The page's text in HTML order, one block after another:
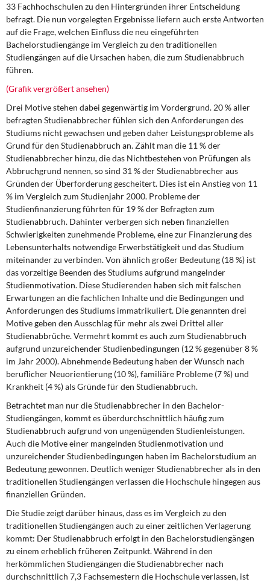
33 Fachhochschulen zu den Hintergründen ihrer Entscheidung
befragt. Die nun vorgelegten Ergebnisse liefern auch erste Antworten
auf die Frage, welchen Einfluss die neu eingeführten
Bachelorstudiengänge im Vergleich zu den traditionellen
Studiengängen auf die Ursachen haben, die zum Studienabbruch
führen.
(Grafik vergrößert ansehen)
Drei Motive stehen dabei gegenwärtig im Vordergrund. 20 % aller
befragten Studienabbrecher fühlen sich den Anforderungen des
Studiums nicht gewachsen und geben daher Leistungsprobleme als
Grund für den Studienabbruch an. Zählt man die 11 % der
Studienabbrecher hinzu, die das Nichtbestehen von Prüfungen als
Abbruchgrund nennen, so sind 31 % der Studienabbrecher aus
Gründen der Überforderung gescheitert. Dies ist ein Anstieg von 11
% im Vergleich zum Studienjahr 2000. Probleme der
Studienfinanzierung führten für 19 % der Befragten zum
Studienabbruch. Dahinter verbergen sich neben finanziellen
Schwierigkeiten zunehmende Probleme, eine zur Finanzierung des
Lebensunterhalts notwendige Erwerbstätigkeit und das Studium
miteinander zu verbinden. Von ähnlich großer Bedeutung (18 %) ist
das vorzeitige Beenden des Studiums aufgrund mangelnder
Studienmotivation. Diese Studierenden haben sich mit falschen
Erwartungen an die fachlichen Inhalte und die Bedingungen und
Anforderungen des Studiums immatrikuliert. Die genannten drei
Motive geben den Ausschlag für mehr als zwei Drittel aller
Studienabbrüche. Vermehrt kommt es auch zum Studienabbruch
aufgrund unzureichender Studienbedingungen (12 % gegenüber 8 %
im Jahr 2000). Abnehmende Bedeutung haben der Wunsch nach
beruflicher Neuorientierung (10 %), familiäre Probleme (7 %) und
Krankheit (4 %) als Gründe für den Studienabbruch.
Betrachtet man nur die Studienabbrecher in den Bachelor-
Studiengängen, kommt es überdurchschnittlich häufig zum
Studienabbruch aufgrund von ungenügenden Studienleistungen.
Auch die Motive einer mangelnden Studienmotivation und
unzureichender Studienbedingungen haben im Bachelorstudium an
Bedeutung gewonnen. Deutlich weniger Studienabbrecher als in den
traditionellen Studiengängen verlassen die Hochschule hingegen aus
finanziellen Gründen.
Die Studie zeigt darüber hinaus, dass es im Vergleich zu den
traditionellen Studiengängen auch zu einer zeitlichen Verlagerung
kommt: Der Studienabbruch erfolgt in den Bachelorstudiengängen
zu einem erheblich früheren Zeitpunkt. Während in den
herkömmlichen Studiengängen die Studienabbrecher nach
durchschnittlich 7,3 Fachsemestern die Hochschule verlassen, ist